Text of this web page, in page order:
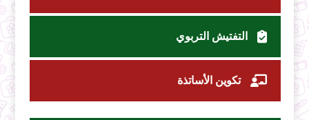
التفتيش التربوي
تكوين الأساتذة